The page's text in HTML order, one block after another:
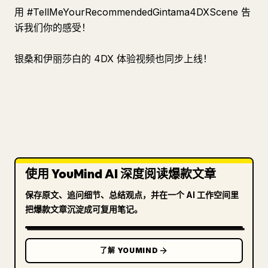
用 #TellMeYourRecommendedGintama4DXScene 告
诉我们你的感受！
银桑和伊丽莎白的 4DX 体验视频也同步上线！
使用 YouMind AI 深度阅读爆款文章
保存原文、追问细节、总结观点，并在一个 AI 工作空间里
把爆款文章沉淀成可复用笔记。
了解 YOUMIND